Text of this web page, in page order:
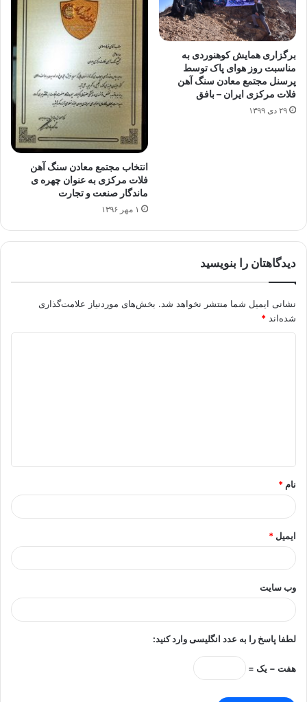
برگزاری همایش کوهنوردی به
مناسبت روز هوای پاک توسط
پرسنل مجتمع معادن سنگ آهن
فلات مرکزی ایران – بافق
۲۹ دی ۱۳۹۹
انتخاب مجتمع معادن سنگ آهن
فلات مرکزی به عنوان چهره ی
ماندگار صنعت و تجارت
۱ مهر ۱۳۹۶
دیدگاهتان را بنویسید
نشانی ایمیل شما منتشر نخواهد شد. بخش‌های موردنیاز علامت‌گذاری
شده‌اند *
*
نام *
ایمیل *
وب‌ سایت
لطفا پاسخ را به عدد انگلیسی وارد کنید:
هفت − یک =